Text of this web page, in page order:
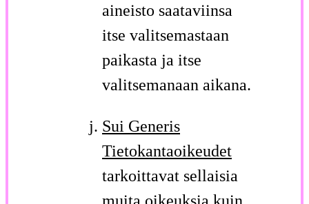
aineisto saataviinsa
itse valitsemastaan
paikasta ja itse
valitsemanaan aikana.
Sui Generis
Tietokantaoikeudet
tarkoittavat sellaisia